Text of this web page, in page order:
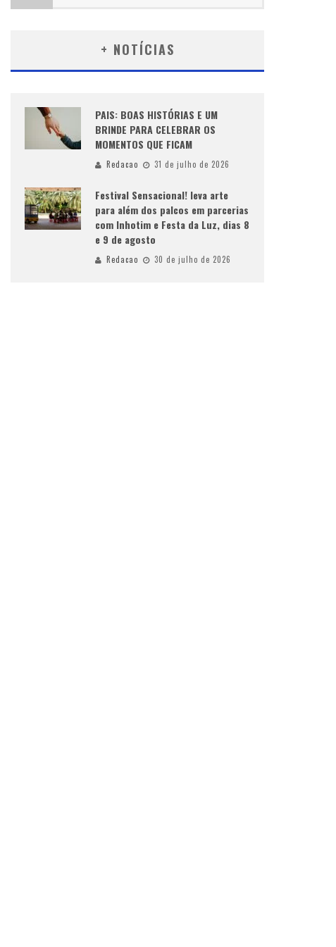
+ NOTÍCIAS
PAIS: BOAS HISTÓRIAS E UM
BRINDE PARA CELEBRAR OS
MOMENTOS QUE FICAM
Redacao 31 de julho de 2026
Festival Sensacional! leva arte
para além dos palcos em parcerias
com Inhotim e Festa da Luz, dias 8
e 9 de agosto
Redacao 30 de julho de 2026